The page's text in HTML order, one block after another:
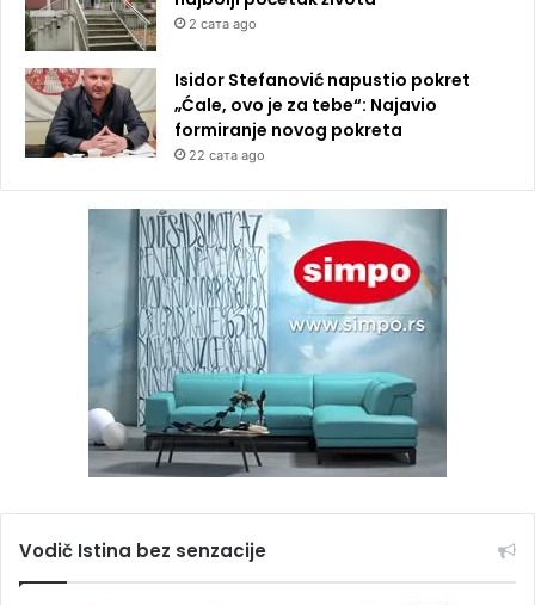
2 сата ago
Isidor Stefanović napustio pokret
„Ćale, ovo je za tebe“: Najavio
formiranje novog pokreta
22 сата ago
Vodič Istina bez senzacije